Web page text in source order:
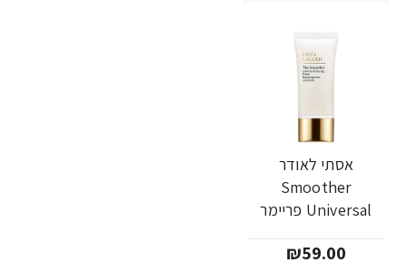
אסתי לאודר
Smoother
Universal פריימר
מ"ל - מבית ESTEE₪59.00